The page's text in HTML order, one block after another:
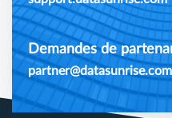
Demandes de
partner@datasunrise.com